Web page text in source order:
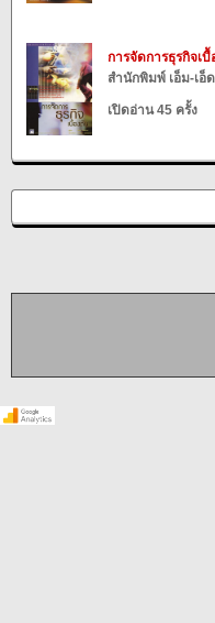
การจัดการธุรกิจเ
สำนักพิมพ์ เอ็ม-เอ็
เปิดอ่าน 45 ครั้ง